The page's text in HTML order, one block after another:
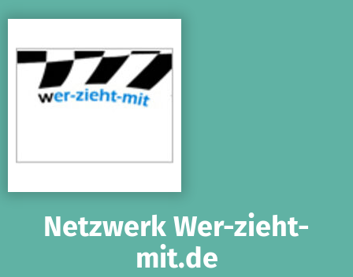
Netzwerk Wer-zieht-
mit.de